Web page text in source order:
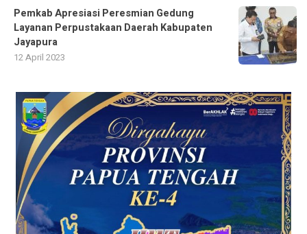
Pemkab Apresiasi Peresmian Gedung
Layanan Perpustakaan Daerah Kabupaten
Jayapura
12 April 2023